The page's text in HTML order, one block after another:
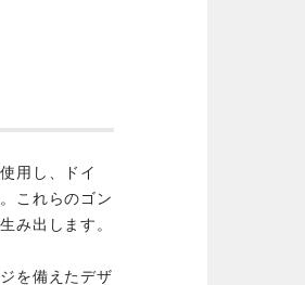
用し、ドイ
これらのゴン
み出します。
を備えたデザ